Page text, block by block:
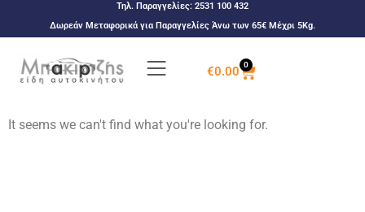
Τηλ. Παραγγελίες: 2531 100 432
Δωρεάν Μεταφορικά για Παραγγελίες Άνω των 65€ Μέχρι 5Kg.
€0.00 0
It seems we can't find what you're looking for.